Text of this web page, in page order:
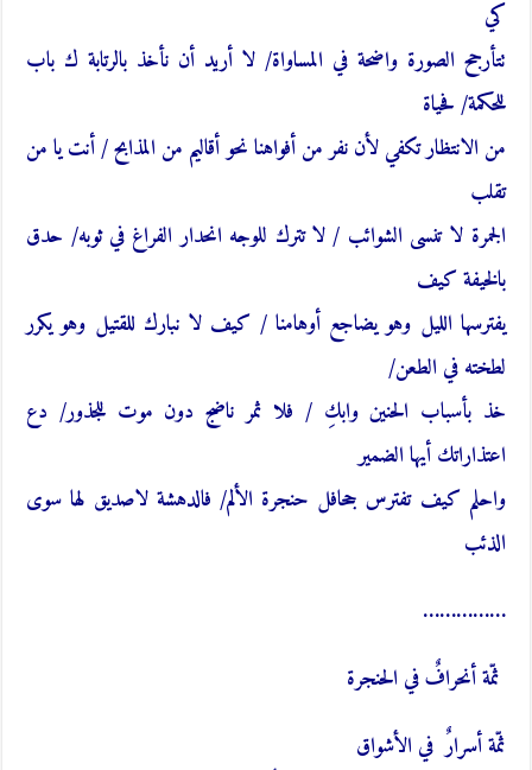
كي
تتأرجح الصورة واضحة في المساواة/ لا أريد أن نأخذ بالرتابة ك باب
للحكمة/ فحياة
من الانتظار تكفي لأن نفر من أفواهنا نحو أقاليم من المذابح / أنت يا من
تقلب
الجمرة لا تنسى الشوائب / لا تترك للوجه انحدار الفراغ في ثوبه/ حدق
بالخيفة كيف
يفترسها الليل وهو يضاجع أوهامنا / كيف لا نبارك للقتيل وهو يكرر
لطخته في الطعن/
خذ بأسباب الحنين وابكِ / فلا ثمر ناضج دون موت للجذور/ دع
اعتذاراتك أيها الضمير
واحلم كيف تفترس جحافل حنجرة الألم/ فالدهشة لاصديق لها سوى
الذئب
……………
ثمّة أنحرافٌ في الحنجرة
ثمّة أسرارٌ في الأشواق